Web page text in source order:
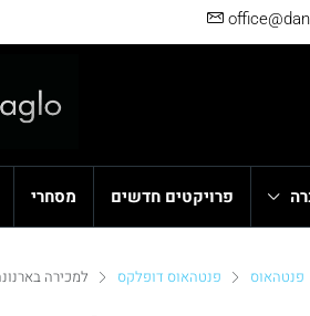
פרויקטים חדשים מסחרי
פנטהאוס פנטהאוס דופלקס למכירה